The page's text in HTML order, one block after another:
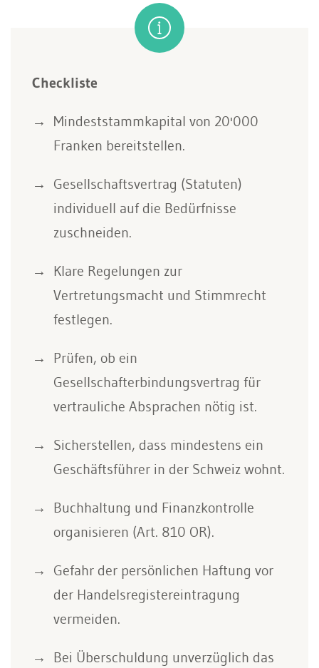
Checkliste
Mindeststammkapital von 20'000
Franken bereitstellen.
Gesellschaftsvertrag (Statuten)
individuell auf die Bedürfnisse
zuschneiden.
Klare Regelungen zur
Vertretungsmacht und Stimmrecht
festlegen.
Prüfen, ob ein
Gesellschafterbindungsvertrag für
vertrauliche Absprachen nötig ist.
Sicherstellen, dass mindestens ein
Geschäftsführer in der Schweiz wohnt.
Buchhaltung und Finanzkontrolle
organisieren (Art. 810 OR).
Gefahr der persönlichen Haftung vor
der Handelsregistereintragung
vermeiden.
Bei Überschuldung unverzüglich das